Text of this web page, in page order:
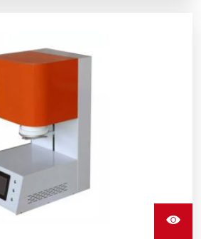
الجسم داخل الفرن بشكل متساوي أثناء
في الإنتاج الصناعي